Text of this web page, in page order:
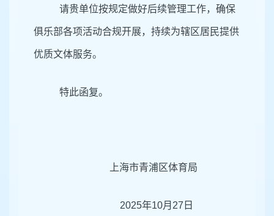
请贵单位按规定做好后续管理工作，确保
俱乐部各项活动合规开展，持续为辖区居民提供
优质文体服务。
特此函复。
上海市青浦区体育局
2025年10月27日